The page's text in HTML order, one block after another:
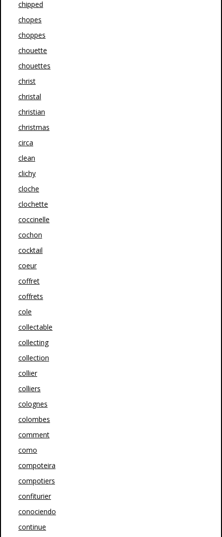
chipped
chopes
choppes
chouette
chouettes
christ
christal
christian
christmas
circa
clean
clichy
cloche
clochette
coccinelle
cochon
cocktail
coeur
coffret
coffrets
cole
collectable
collecting
collection
collier
colliers
colognes
colombes
comment
como
compoteira
compotiers
confiturier
conociendo
continue